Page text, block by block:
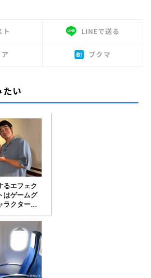
ト LINEで送る
ブクマ
い
るエフェク
はゲームグ
ラクター専
！